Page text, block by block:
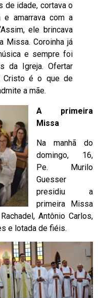
de idade, cortava o
e amarrava com a
ele brincava
Missa. Coroinha já
e sempre foi
da Igreja. Ofertar
Cristo é o que de
a mãe.
A primeira
Missa
Na manhã do
domingo, 16,
Pe. Murilo
Guesser
presidiu a
primeira Missa
Antônio Carlos,
e lotada de fiéis.